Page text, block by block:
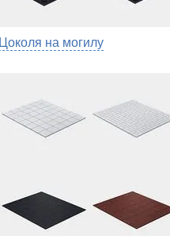
Цоколя на могилу